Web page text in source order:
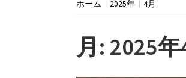
ホーム 2025年 4月
月: 2025年